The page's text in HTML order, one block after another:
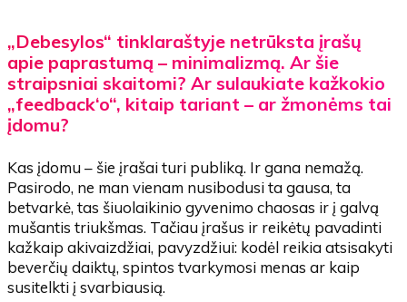
„Debesylos“ tinklaraštyje netrūksta įrašų
apie paprastumą – minimalizmą. Ar šie
straipsniai skaitomi? Ar sulaukiate kažkokio
„feedback‘o“, kitaip tariant – ar žmonėms tai
įdomu?
Kas įdomu – šie įrašai turi publiką. Ir gana nemažą.
Pasirodo, ne man vienam nusibodusi ta gausa, ta
betvarkė, tas šiuolaikinio gyvenimo chaosas ir į galvą
mušantis triukšmas. Tačiau įrašus ir reikėtų pavadinti
kažkaip akivaizdžiai, pavyzdžiui: kodėl reikia atsisakyti
beverčių daiktų, spintos tvarkymosi menas ar kaip
susitelkti į svarbiausią.